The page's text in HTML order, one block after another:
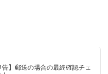
告】郵送の場合の最終確認チェ